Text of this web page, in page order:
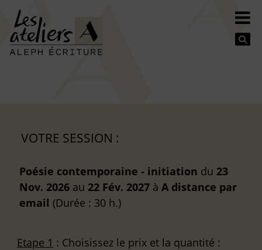
VOTRE SESSION :
Poésie contemporaine - initiation du 23
Nov. 2026 au 22 Fév. 2027 à A distance par
email (Durée : 30 h.)
Etape 1 : Choisissez le prix et la quantité :